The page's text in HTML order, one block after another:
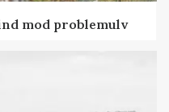
mod problemulv